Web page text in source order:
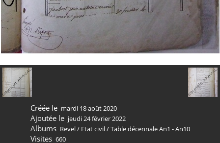
Créée le mardi 18 août 2020
Ajoutée le jeudi 24 février 2022
Albums Revel/ Etat civil/Table décennale An1 - An10
Visites 660